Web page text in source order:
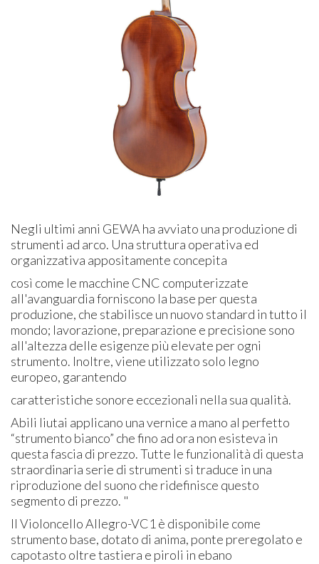
Negli ultimi anni GEWA ha avviato una produzione di
strumenti ad arco. Una struttura operativa ed
organizzativa appositamente concepita
così come le macchine CNC computerizzate
all'avanguardia forniscono la base per questa
produzione, che stabilisce un nuovo standard in tutto il
mondo; lavorazione, preparazione e precisione sono
all'altezza delle esigenze più elevate per ogni
strumento. Inoltre, viene utilizzato solo legno
europeo, garantendo
caratteristiche sonore eccezionali nella sua qualità.
Abili liutai applicano una vernice a mano al perfetto
“strumento bianco” che fino ad ora non esisteva in
questa fascia di prezzo. Tutte le funzionalità di questa
straordinaria serie di strumenti si traduce in una
riproduzione del suono che ridefinisce questo
segmento di prezzo. "
Il Violoncello Allegro-VC1 è disponibile come
strumento base, dotato di anima, ponte preregolato e
capotasto oltretastiera e piroli in ebano